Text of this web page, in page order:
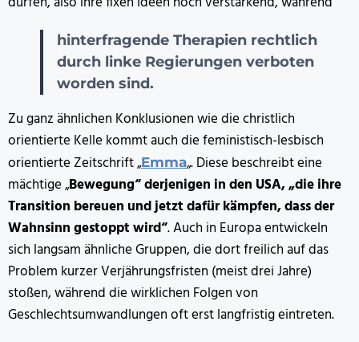
hinterfragende Therapien rechtlich
durch linke Regierungen verboten
worden sind.
Zu ganz ähnlichen Konklusionen wie die christlich
orientierte Kelle kommt auch die feministisch-lesbisch
orientierte Zeitschrift „Emma„. Diese beschreibt eine
mächtige „Bewegung“ derjenigen in den USA, „die ihre
Transition bereuen und jetzt dafür kämpfen, dass der
Wahnsinn gestoppt wird“. Auch in Europa entwickeln
sich langsam ähnliche Gruppen, die dort freilich auf das
Problem kurzer Verjährungsfristen (meist drei Jahre)
stoßen, während die wirklichen Folgen von
Geschlechtsumwandlungen oft erst langfristig eintreten.